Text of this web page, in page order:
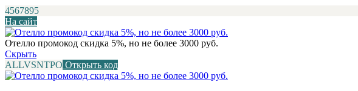
4567895
На сайт
Отелло промокод скидка 5%, но не более 3000 руб.
Скрыть
ALLVSNTPO Открыть код